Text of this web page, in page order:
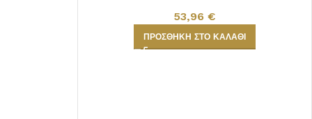
53,96€
ΠΡΟΣΘΉΚΗ ΣΤΟ ΚΑΛΆΘΙ